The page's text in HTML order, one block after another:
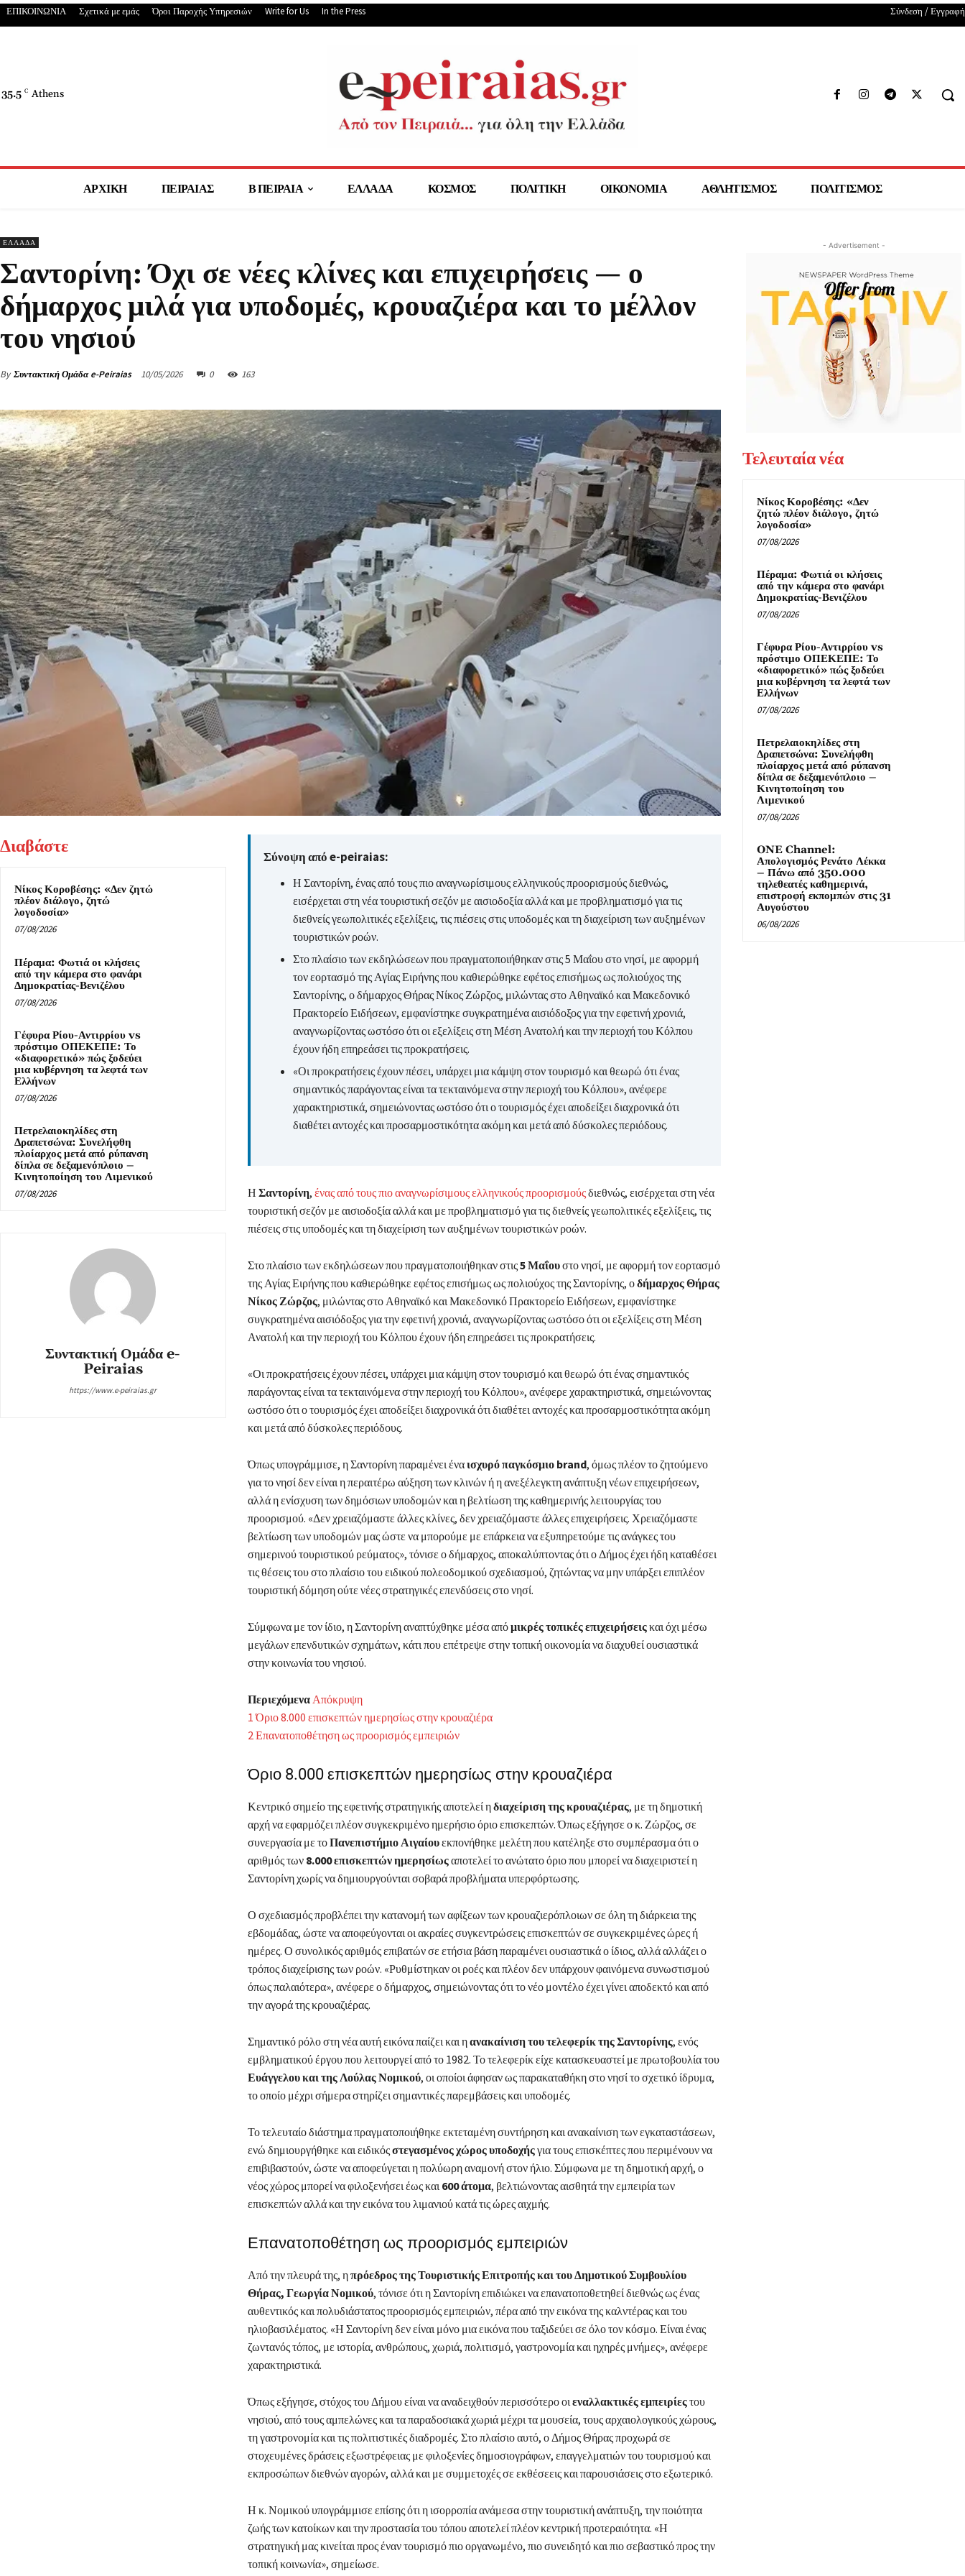
ΕΠΙΚΟΙΝΩΝΙΑ Σχετικά με εμάς Όροι Παροχής Υπηρεσιών Write for Us In the Press Σύνδεση / Εγγραφή
35.5 C Athens
ΑΡΧΙΚΗ ΠΕΙΡΑΙΑΣ Β ΠΕΙΡΑΙΑ ΕΛΛΑΔΑ ΚΟΣΜΟΣ ΠΟΛΙΤΙΚΗ ΟΙΚΟΝΟΜΙΑ ΑΘΛΗΤΙΣΜΟΣ ΠΟΛΙΤΙΣΜΟΣ
ΕΛΛΑΔΑ
Σαντορίνη: Όχι σε νέες κλίνες και επιχειρήσεις — ο
δήμαρχος μιλά για υποδομές, κρουαζιέρα και το μέλλον
του νησιού
By Συντακτική Ομάδα e-Peiraias 10/05/2026 0 163
Διαβάστε
Νίκος Κοροβέσης: «Δεν ζητώ
πλέον διάλογο, ζητώ
λογοδοσία»
07/08/2026
Πέραμα: Φωτιά οι κλήσεις
από την κάμερα στο φανάρι
Δημοκρατίας-Βενιζέλου
07/08/2026
Γέφυρα Ρίου-Αντιρρίου vs
πρόστιμο ΟΠΕΚΕΠΕ: Το
«διαφορετικό» πώς ξοδεύει
μια κυβέρνηση τα λεφτά των
Ελλήνων
07/08/2026
Πετρελαιοκηλίδες στη
Δραπετσώνα: Συνελήφθη
πλοίαρχος μετά από ρύπανση
δίπλα σε δεξαμενόπλοιο –
Κινητοποίηση του Λιμενικού
07/08/2026
Συντακτική Ομάδα e-
Peiraias
https://www.e-peiraias.gr
Σύνοψη από e-peiraias:
Η Σαντορίνη, ένας από τους πιο αναγνωρίσιμους ελληνικούς προορισμούς διεθνώς,
εισέρχεται στη νέα τουριστική σεζόν με αισιοδοξία αλλά και με προβληματισμό για τις
διεθνείς γεωπολιτικές εξελίξεις, τις πιέσεις στις υποδομές και τη διαχείριση των αυξημένων
τουριστικών ροών.
Στο πλαίσιο των εκδηλώσεων που πραγματοποιήθηκαν στις 5 Μαΐου στο νησί, με αφορμή
τον εορτασμό της Αγίας Ειρήνης που καθιερώθηκε εφέτος επισήμως ως πολιούχος της
Σαντορίνης, ο δήμαρχος Θήρας Νίκος Ζώρζος, μιλώντας στο Αθηναϊκό και Μακεδονικό
Πρακτορείο Ειδήσεων, εμφανίστηκε συγκρατημένα αισιόδοξος για την εφετινή χρονιά,
αναγνωρίζοντας ωστόσο ότι οι εξελίξεις στη Μέση Ανατολή και την περιοχή του Κόλπου
έχουν ήδη επηρεάσει τις προκρατήσεις.
«Οι προκρατήσεις έχουν πέσει, υπάρχει μια κάμψη στον τουρισμό και θεωρώ ότι ένας
σημαντικός παράγοντας είναι τα τεκταινόμενα στην περιοχή του Κόλπου», ανέφερε
χαρακτηριστικά, σημειώνοντας ωστόσο ότι ο τουρισμός έχει αποδείξει διαχρονικά ότι
διαθέτει αντοχές και προσαρμοστικότητα ακόμη και μετά από δύσκολες περιόδους.
Η Σαντορίνη, ένας από τους πιο αναγνωρίσιμους ελληνικούς προορισμούςδιεθνώς, εισέρχεται στη νέα
τουριστική σεζόν με αισιοδοξία αλλά και με προβληματισμό για τις διεθνείς γεωπολιτικές εξελίξεις, τις
πιέσεις στις υποδομές και τη διαχείριση των αυξημένων τουριστικών ροών.
Στο πλαίσιο των εκδηλώσεων που πραγματοποιήθηκαν στις5 Μαΐουστο νησί, με αφορμή τον εορτασμό
της Αγίας Ειρήνης που καθιερώθηκε εφέτος επισήμως ως πολιούχος της Σαντορίνης, οδήμαρχος Θήρας
Νίκος Ζώρζος, μιλώντας στο Αθηναϊκό και Μακεδονικό Πρακτορείο Ειδήσεων, εμφανίστηκε
συγκρατημένα αισιόδοξος για την εφετινή χρονιά, αναγνωρίζοντας ωστόσο ότι οι εξελίξεις στη Μέση
Ανατολή και την περιοχή του Κόλπου έχουν ήδη επηρεάσει τις προκρατήσεις.
«Οι προκρατήσεις έχουν πέσει, υπάρχει μια κάμψη στον τουρισμό και θεωρώ ότι ένας σημαντικός
παράγοντας είναι τα τεκταινόμενα στην περιοχή του Κόλπου», ανέφερε χαρακτηριστικά, σημειώνοντας
ωστόσο ότι ο τουρισμός έχει αποδείξει διαχρονικά ότι διαθέτει αντοχές και προσαρμοστικότητα ακόμη
και μετά από δύσκολες περιόδους.
Όπως υπογράμμισε, η Σαντορίνη παραμένει έναισχυρό παγκόσμιο brand, όμως πλέον το ζητούμενο
για το νησί δεν είναι η περαιτέρω αύξηση των κλινών ή η ανεξέλεγκτη ανάπτυξη νέων επιχειρήσεων,
αλλά η ενίσχυση των δημόσιων υποδομών και η βελτίωση της καθημερινής λειτουργίας του
προορισμού. «Δεν χρειαζόμαστε άλλες κλίνες, δεν χρειαζόμαστε άλλες επιχειρήσεις. Χρειαζόμαστε
βελτίωση των υποδομών μας ώστε να μπορούμε με επάρκεια να εξυπηρετούμε τις ανάγκες του
σημερινού τουριστικού ρεύματος», τόνισε ο δήμαρχος, αποκαλύπτοντας ότι ο Δήμος έχει ήδη καταθέσει
τις θέσεις του στο πλαίσιο του ειδικού πολεοδομικού σχεδιασμού, ζητώντας να μην υπάρξει επιπλέον
τουριστική δόμηση ούτε νέες στρατηγικές επενδύσεις στο νησί.
Σύμφωνα με τον ίδιο, η Σαντορίνη αναπτύχθηκε μέσα απόμικρές τοπικές επιχειρήσειςκαι όχι μέσω
μεγάλων επενδυτικών σχημάτων, κάτι που επέτρεψε στην τοπική οικονομία να διαχυθεί ουσιαστικά
στην κοινωνία του νησιού.
ΠεριεχόμεναΑπόκρυψη
1Όριο 8.000 επισκεπτών ημερησίως στην κρουαζιέρα
2Επανατοποθέτηση ως προορισμός εμπειριών
Όριο 8.000 επισκεπτών ημερησίως στην κρουαζιέρα
Κεντρικό σημείο της εφετινής στρατηγικής αποτελεί ηδιαχείριση της κρουαζιέρας, με τη δημοτική
αρχή να εφαρμόζει πλέον συγκεκριμένο ημερήσιο όριο επισκεπτών. Όπως εξήγησε ο κ. Ζώρζος, σε
συνεργασία με τοΠανεπιστήμιο Αιγαίουεκπονήθηκε μελέτη που κατέληξε στο συμπέρασμα ότι ο
αριθμός των 8.000 επισκεπτών ημερησίωςαποτελεί το ανώτατο όριο που μπορεί να διαχειριστεί η
Σαντορίνη χωρίς να δημιουργούνται σοβαρά προβλήματα υπερφόρτωσης.
Ο σχεδιασμός προβλέπει την κατανομή των αφίξεων των κρουαζιερόπλοιων σε όλη τη διάρκεια της
εβδομάδας, ώστε να αποφεύγονται οι ακραίες συγκεντρώσεις επισκεπτών σε συγκεκριμένες ώρες ή
ημέρες. Ο συνολικός αριθμός επιβατών σε ετήσια βάση παραμένει ουσιαστικά ο ίδιος, αλλά αλλάζει ο
τρόπος διαχείρισης των ροών. «Ρυθμίστηκαν οι ροές και πλέον δεν υπάρχουν φαινόμενα συνωστισμού
όπως παλαιότερα», ανέφερε ο δήμαρχος, σημειώνοντας ότι το νέο μοντέλο έχει γίνει αποδεκτό και από
την αγορά της κρουαζιέρας.
Σημαντικό ρόλο στη νέα αυτή εικόνα παίζει και ηανακαίνιση του τελεφερίκ της Σαντορίνης, ενός
εμβληματικού έργου που λειτουργεί από το 1982. Το τελεφερίκ είχε κατασκευαστεί με πρωτοβουλία του
Ευάγγελου και της Λούλας Νομικού, οι οποίοι άφησαν ως παρακαταθήκη στο νησί το σχετικό ίδρυμα,
το οποίο μέχρι σήμερα στηρίζει σημαντικές παρεμβάσεις και υποδομές.
Το τελευταίο διάστημα πραγματοποιήθηκε εκτεταμένη συντήρηση και ανακαίνιση των εγκαταστάσεων,
ενώ δημιουργήθηκε και ειδικόςστεγασμένος χώρος υποδοχήςγια τους επισκέπτες που περιμένουν να
επιβιβαστούν, ώστε να αποφεύγεται η πολύωρη αναμονή στον ήλιο. Σύμφωνα με τη δημοτική αρχή, ο
νέος χώρος μπορεί να φιλοξενήσει έως και600 άτομα, βελτιώνοντας αισθητά την εμπειρία των
επισκεπτών αλλά και την εικόνα του λιμανιού κατά τις ώρες αιχμής.
Επανατοποθέτηση ως προορισμός εμπειριών
Από την πλευρά της, ηπρόεδρος της Τουριστικής Επιτροπής και του Δημοτικού Συμβουλίου
Θήρας, Γεωργία Νομικού, τόνισε ότι η Σαντορίνη επιδιώκει να επανατοποθετηθεί διεθνώς ως ένας
αυθεντικός και πολυδιάστατος προορισμός εμπειριών, πέρα από την εικόνα της καλντέρας και του
ηλιοβασιλέματος. «Η Σαντορίνη δεν είναι μόνο μια εικόνα που ταξιδεύει σε όλο τον κόσμο. Είναι ένας
ζωντανός τόπος, με ιστορία, ανθρώπους, χωριά, πολιτισμό, γαστρονομία και ηχηρές μνήμες», ανέφερε
χαρακτηριστικά.
Όπως εξήγησε, στόχος του Δήμου είναι να αναδειχθούν περισσότερο οιεναλλακτικές εμπειρίεςτου
νησιού, από τους αμπελώνες και τα παραδοσιακά χωριά μέχρι τα μουσεία, τους αρχαιολογικούς χώρους,
τη γαστρονομία και τις πολιτιστικές διαδρομές. Στο πλαίσιο αυτό, ο Δήμος Θήρας προχωρά σε
στοχευμένες δράσεις εξωστρέφειας με φιλοξενίες δημοσιογράφων, επαγγελματιών του τουρισμού και
εκπροσώπων διεθνών αγορών, αλλά και με συμμετοχές σε εκθέσεεις και παρουσιάσεις στο εξωτερικό.
Η κ. Νομικού υπογράμμισε επίσης ότι η ισορροπία ανάμεσα στην τουριστική ανάπτυξη, την ποιότητα
ζωής των κατοίκων και την προστασία του τόπου αποτελεί πλέον κεντρική προτεραιότητα. «Η
στρατηγική μας κινείται προς έναν τουρισμό πιο οργανωμένο, πιο συνειδητό και πιο σεβαστικό προς την
τοπική κοινωνία», σημείωσε.
- Advertisement -
Τελευταία νέα
Νίκος Κοροβέσης: «Δεν
ζητώ πλέον διάλογο, ζητώ
λογοδοσία»
07/08/2026
Πέραμα: Φωτιά οι κλήσεις
από την κάμερα στο φανάρι
Δημοκρατίας-Βενιζέλου
07/08/2026
Γέφυρα Ρίου-Αντιρρίου vs
πρόστιμο ΟΠΕΚΕΠΕ: Το
«διαφορετικό» πώς ξοδεύει
μια κυβέρνηση τα λεφτά των
Ελλήνων
07/08/2026
Πετρελαιοκηλίδες στη
Δραπετσώνα: Συνελήφθη
πλοίαρχος μετά από ρύπανση
δίπλα σε δεξαμενόπλοιο –
Κινητοποίηση του
Λιμενικού
07/08/2026
ONE Channel:
Απολογισμός Ρενάτο Λέκκα
– Πάνω από 350.000
τηλεθεατές καθημερινά,
επιστροφή εκπομπών στις 31
Αυγούστου
06/08/2026